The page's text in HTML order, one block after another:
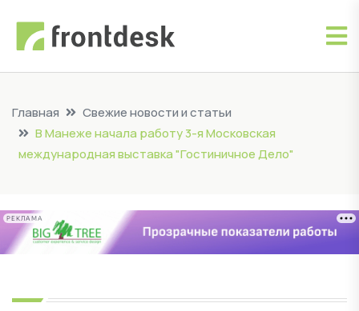
Главная
Свежие новости и статьи
В Манеже начала работу 3-я Московская
международная выставка "Гостиничное Дело"
РЕКЛАМА